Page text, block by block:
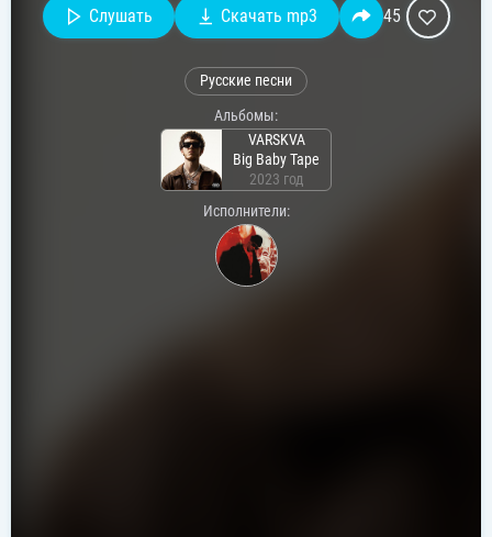
Слушать Скачать mp3 45
Русские песни
Альбомы:
VARSKVA
Big Baby Tape
2023 год
Исполнители: